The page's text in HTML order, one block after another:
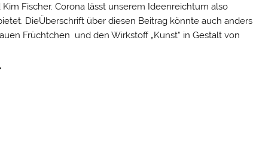
Fischer. Corona lässt unserem Ideenreichtum also
DieÜberschrift über diesen Beitrag könnte auch anders
Früchtchen und den Wirkstoff „Kunst“ in Gestalt von